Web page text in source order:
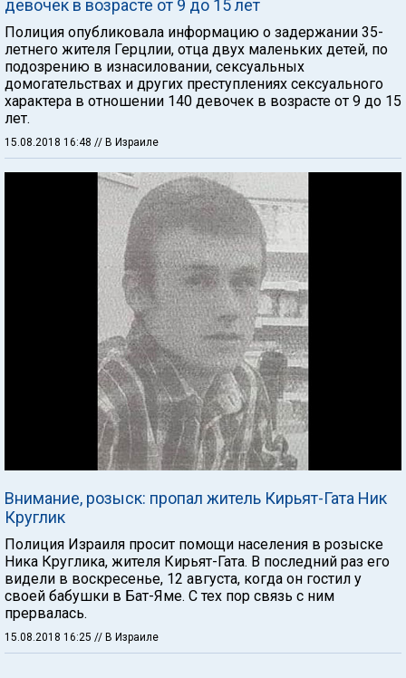
девочек в возрасте от 9 до 15 лет
Полиция опубликовала информацию о задержании 35-
летнего жителя Герцлии, отца двух маленьких детей, по
подозрению в изнасиловании, сексуальных
домогательствах и других преступлениях сексуального
характера в отношении 140 девочек в возрасте от 9 до 15
лет.
15.08.2018 16:48 // В Израиле
Внимание, розыск: пропал житель Кирьят-Гата Ник
Круглик
Полиция Израиля просит помощи населения в розыске
Ника Круглика, жителя Кирьят-Гата. В последний раз его
видели в воскресенье, 12 августа, когда он гостил у
своей бабушки в Бат-Яме. С тех пор связь с ним
прервалась.
15.08.2018 16:25 // В Израиле